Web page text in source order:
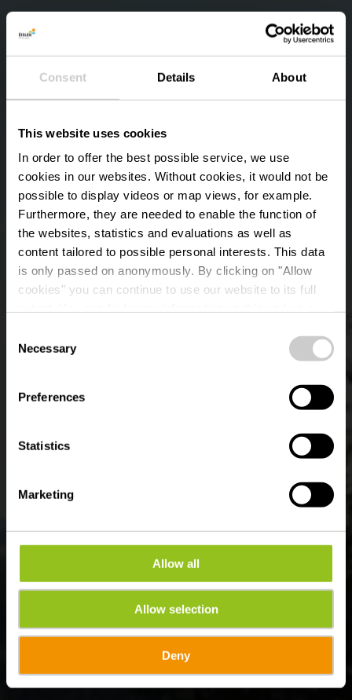
Consent Details About
This website uses cookies
In order to offer the best possible service, we use
cookies in our websites. Without cookies, it would not be
possible to display videos or map views, for example.
Furthermore, they are needed to enable the function of
the websites, statistics and evaluations as well as
content tailored to possible personal interests. This data
is only passed on anonymously. By clicking on "Allow
cookies" you can continue to use our website to its full
time.
Selection
Necessary
Preferences
Statistics
Marketing
Allow all
Allow selection
Deny
Monument B-17 The
Où? Bérismenil, B-6982 La Roche-en-Ardenne